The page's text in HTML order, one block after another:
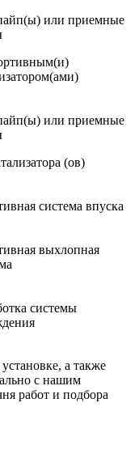
или приемные
или приемные
(ов)
система впуска
выхлопная
системы
а также
с нашим
работ и подбора